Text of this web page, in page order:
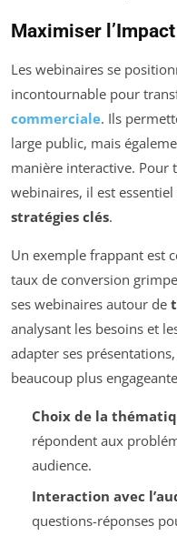
Maximiser
Les webinaires se
incontournable pour
commerciale. Ils
large public, mais
manière interactive.
webinaires, il est
stratégies clés.
Un exemple frappant est
taux de conversion
ses webinaires autour de
analysant les besoins et
adapter ses
beaucoup plus
Choix de la
répondent aux
audience.
Interaction avec
questions-réponses